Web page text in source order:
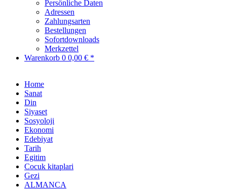
Persönliche Daten
Adressen
Zahlungsarten
Bestellungen
Sofortdownloads
Merkzettel
Warenkorb 0 0,00 € *
Home
Sanat
Din
Siyaset
Sosyoloji
Ekonomi
Edebiyat
Tarih
Egitim
Cocuk kitaplari
Gezi
ALMANCA